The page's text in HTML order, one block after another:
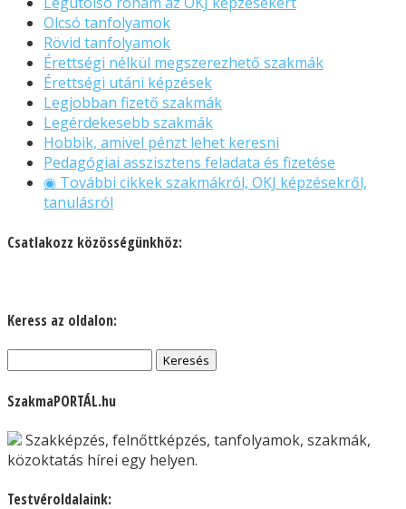
Olcsó tanfolyamok
Rövid tanfolyamok
Érettségi nélkül megszerezhető szakmák
Érettségi utáni képzések
Legjobban fizető szakmák
Legérdekesebb szakmák
Hobbik, amivel pénzt lehet keresni
Pedagógiai asszisztens feladata és fizetése
◉ További cikkek szakmákról, OKJ képzésekről,
tanulásról
Csatlakozz közösségünkhöz:
Keress az oldalon:
SzakmaPORTÁL.hu
Szakképzés, felnőttképzés, tanfolyamok, szakmák,
közoktatás hírei egy helyen.
Testvéroldalaink: